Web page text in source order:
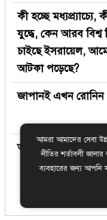
কী হচ্ছে মধ্যপ্র্যাচ্যে,
যুদ্ধে, কেন আরব
চাইছে ইসরায়েল,
আটকা পড়েছে?
জাপানই এখন রোনিন
আওয়ামী ফ্রেনেমিরা
আমরা আমাদের সেবা
নীতির শর্তাবলী
ব্যবহারের জন্য আপনি